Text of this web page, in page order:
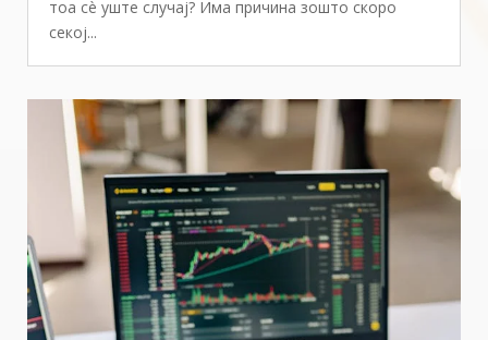
тоа сè уште случај? Има причина зошто скоро
секој...